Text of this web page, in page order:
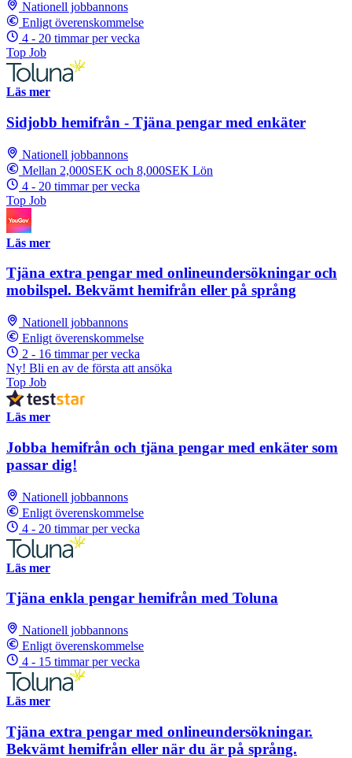
Nationell jobbannons
Enligt överenskommelse
4 - 20 timmar per vecka
Top Job
Läs mer
Sidjobb hemifrån - Tjäna pengar med enkäter
Nationell jobbannons
Mellan 2,000SEK och 8,000SEK Lön
4 - 20 timmar per vecka
Top Job
Läs mer
Tjäna extra pengar med onlineundersökningar och
mobilspel. Bekvämt hemifrån eller på språng
Nationell jobbannons
Enligt överenskommelse
2 - 16 timmar per vecka
Ny! Bli en av de första att ansöka
Top Job
Läs mer
Jobba hemifrån och tjäna pengar med enkäter som
passar dig!
Nationell jobbannons
Enligt överenskommelse
4 - 20 timmar per vecka
Läs mer
Tjäna enkla pengar hemifrån med Toluna
Nationell jobbannons
Enligt överenskommelse
4 - 15 timmar per vecka
Läs mer
Tjäna extra pengar med onlineundersökningar.
Bekvämt hemifrån eller när du är på språng.